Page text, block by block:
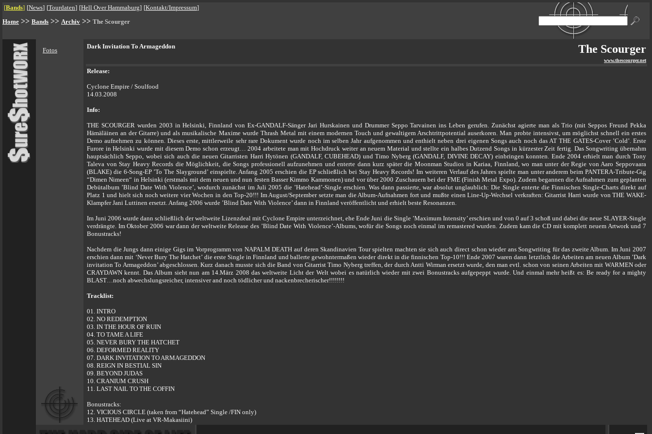
[Bands] [News] [Tourdaten] [Hell Over Hammaburg] [Kontakt/Impressum]
Home >> Bands >> Archiv >> The Scourger
Fotos
Dark Invitation To Armageddon The Scourger
www.thescourger.net
Release:
Cyclone Empire / Soulfood
14.03.2008
Info:
THE SCOURGER wurden 2003 in Helsinki, Finnland von Ex-GANDALF-Sänger Jari Hurskainen und Drummer Seppo Tarvainen ins Leben gerufen. Zunächst agierte man als Trio (mit Seppos Freund Pekka
Hämäläinen an der Gitarre) und als musikalische Maxime wurde Thrash Metal mit einem modernen Touch und gewaltigem Arschtrittpotential auserkoren. Man probte intensivst, um möglichst schnell ein erstes
Demo aufnehmen zu können. Dieses erste, mittlerweile sehr rare Dokument wurde noch im selben Jahr aufgenommen und enthielt neben drei eigenen Songs auch noch das AT THE GATES-Cover ’Cold’. Erste
Furore in Helsinki wurde mit diesem Demo schon erzeugt… 2004 arbeitete man mit Hochdruck weiter an neuem Material und stellte ein halbes Dutzend Songs in kürzester Zeit fertig. Das Songwriting übernahm
hauptsächlich Seppo, wobei sich auch die neuen Gitarristen Harri Hytönen (GANDALF, CUBEHEAD) und Timo Nyberg (GANDALF, DIVINE DECAY) einbringen konnten. Ende 2004 erhielt man durch Tony
Taleva von Stay Heavy Records die Möglichkeit, die Songs professionell aufzunehmen und enterte dann kurz später die Moonman Studios in Kariaa, Finnland, wo man unter der Regie von Aaro Seppovaara
(BLAKE) die 6-Song-EP ’To The Slayground’ einspielte. Anfang 2005 erschien die EP schließlich bei Stay Heavy Records! Im weiteren Verlauf des Jahres spielte man unter anderem beim PANTERA-Tribute-Gig
“Dimen Nimeen“ in Helsinki (erstmals mit dem neuen und nun festen Basser Kimmo Kammonen) und vor über 2000 Zuschauern bei der FME (Finish Metal Expo). Zudem begannen die Aufnahmen zum geplanten
Debütalbum ’Blind Date With Violence’, wodurch zunächst im Juli 2005 die ’Hatehead’-Single erschien. Was dann passierte, war absolut unglaublich: Die Single enterte die Finnischen Single-Charts direkt auf
Platz 1 und hielt sich noch weitere vier Wochen in den Top-20!!! Im August/September setzte man die Album-Aufnahmen fort und mußte einen Line-Up-Wechsel verkraften: Gitarrist Harri wurde von THE WAKE-
Klampfer Jani Luttinen ersetzt. Anfang 2006 wurde ’Blind Date With Violence’ dann in Finnland veröffentlicht und erhielt beste Resonanzen.
Im Juni 2006 wurde dann schließlich der weltweite Lizenzdeal mit Cyclone Empire unterzeichnet, ehe Ende Juni die Single ’Maximum Intensity’ erschien und von 0 auf 3 schoß und dabei die neue SLAYER-Single
verdrängte. Im Oktober 2006 war dann der weltweite Release des ’Blind Date With Violence’-Albums, wofür die Songs noch einmal im remastered wurden. Zudem kam die CD mit komplett neuem Artwork und 7
Bonustracks!
Nachdem die Jungs dann einige Gigs im Vorprogramm von NAPALM DEATH auf deren Skandinavien Tour spielten machten sie sich auch direct schon wieder ans Songwriting für das zweite Album. Im Juni 2007
erschien dann mit ‘Never Bury The Hatchet’ die erste Single in Finnland und ballerte gewohntermaßen wieder direkt in die finnischen Top-10!!! Ende 2007 waren dann letztlich die Arbeiten am neuen Album ’Dark
invitation To Armageddon’ abgeschlossen. Kurz danach musste sich die Band von Gitarrist Timo Nyberg treffen, der durch Antti Wirman ersetzt wurde, den man evtl. schon von seinen Arbeiten mit WARMEN oder
CRAYDAWN kennt. Das Album sieht nun am 14.März 2008 das weltweite Licht der Welt wobei es natürlich wieder mit zwei Bonustracks aufgepeppt wurde. Und einmal mehr heißt es: Be ready for a mighty
BLAST…noch abwechslungsreicher, intensiver and noch tödlicher und nackenbrecherischer!!!!!!!!
Tracklist:
01. INTRO
02. NO REDEMPTION
03. IN THE HOUR OF RUIN
04. TO TAME A LIFE
05. NEVER BURY THE HATCHET
06. DEFORMED REALITY
07. DARK INVITATION TO ARMAGEDDON
08. REIGN IN BESTIAL SIN
09. BEYOND JUDAS
10. CRANIUM CRUSH
11. LAST NAIL TO THE COFFIN
Bonustracks:
12. VICIOUS CIRCLE (taken from “Hatehead” Single /FIN only)
13. HATEHEAD (Live at VR-Makasiini)